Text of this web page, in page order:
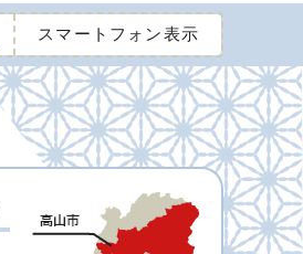
スマートフォン表示